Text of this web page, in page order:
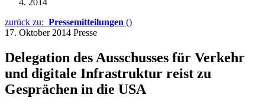
2014
zurück zu: Pressemitteilungen ()
17. Oktober 2014 Presse
Delegation des Ausschusses für Verkehr
und digitale Infrastruktur reist zu
Gesprächen in die USA